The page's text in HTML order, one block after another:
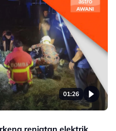
01:26
renjatan elektrik